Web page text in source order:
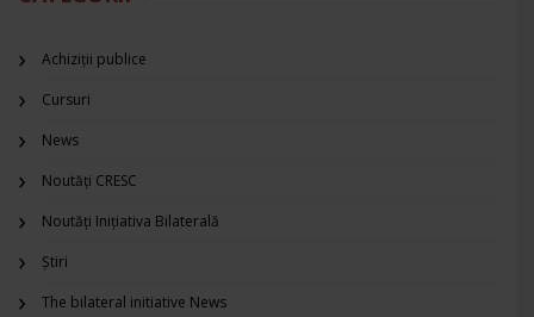
Achiziții publice
Cursuri
News
Noutăți CRESC
Noutăți Inițiativa Bilaterală
Știri
The bilateral initiative News